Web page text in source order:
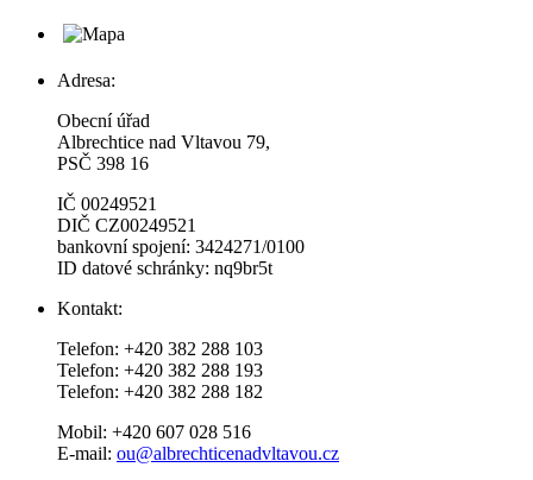
Adresa:
Obecní úřad
Albrechtice nad Vltavou 79,
PSČ 398 16
IČ 00249521
DIČ CZ00249521
bankovní spojení: 3424271/0100
ID datové schránky: nq9br5t
Kontakt:
Telefon: +420 382 288 103
Telefon: +420 382 288 193
Telefon: +420 382 288 182
Mobil: +420 607 028 516
E-mail: ou@albrechticenadvltavou.cz